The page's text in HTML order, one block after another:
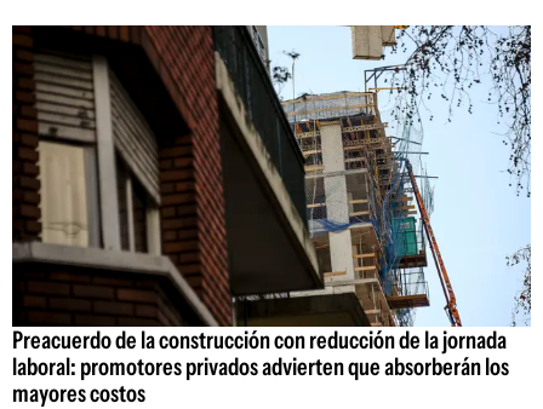
Preacuerdo de la construcción con reducción de la jornada
laboral: promotores privados advierten que absorberán los
mayores costos